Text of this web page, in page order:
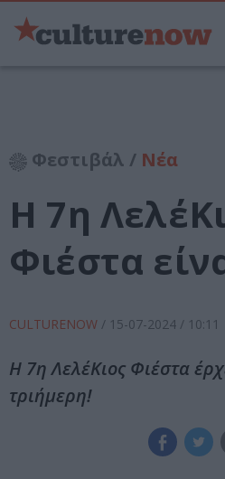
Φεστιβάλ / Νέα
Η 7η
Φιέστα
CULTURENOW / 15-07-2024 / 10:11
Η 7η ΛελέΚιος Φιέστα
τριήμερη!